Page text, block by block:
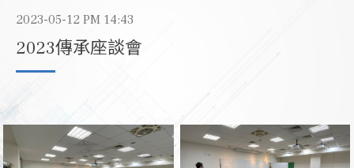
2023-05-12 PM 14:43
2023傳承座談會